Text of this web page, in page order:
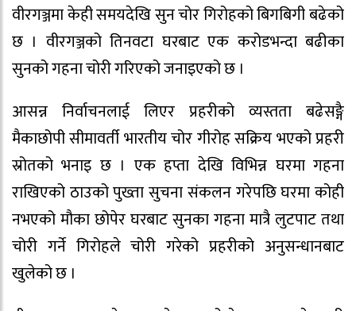
वीरगञ्जमा केही समयदेखि सुन चोर गिरोहको बिगबिगी बढेको
छ । वीरगञ्जको तिनवटा घरबाट एक करोडभन्दा बढीका
सुनको गहना चोरी गरिएको जनाइएको छ ।
आसन्न निर्वाचनलाई लिएर प्रहरीको व्यस्तता बढेसङ्गै
मैकाछोपी सीमावर्ती भारतीय चोर गीरोह सक्रिय भएको प्रहरी
स्रोतको भनाइ छ । एक हप्ता देखि विभिन्न घरमा गहना
राखिएको ठाउको पुख्ता सुचना संकलन गरेपछि घरमा कोही
नभएको मौका छोपेर घरबाट सुनका गहना मात्रै लुटपाट तथा
चोरी गर्ने गिरोहले चोरी गरेको प्रहरीको अनुसन्धानबाट
खुलेको छ ।